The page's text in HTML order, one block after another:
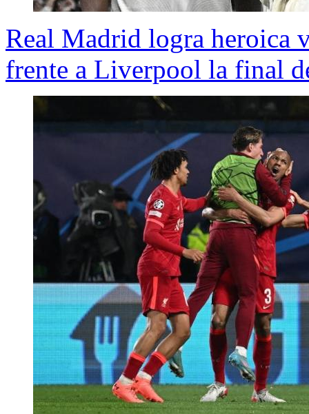
Real Madrid logra heroica
frente a Liverpool la final